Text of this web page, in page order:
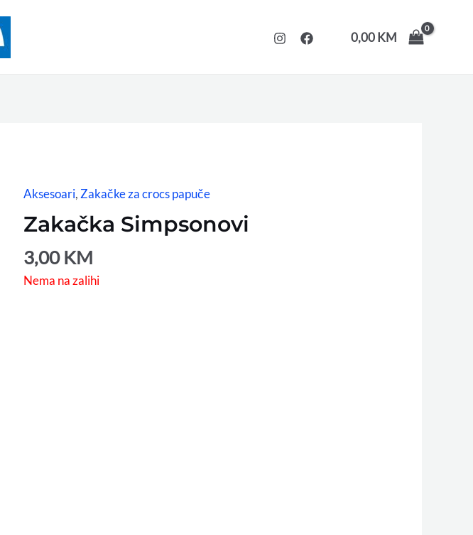
0,00KM
Aksesoari, Zakačke za crocs papuče
Zakačka Simpsonovi
3,00 KM
Nema na zalihi